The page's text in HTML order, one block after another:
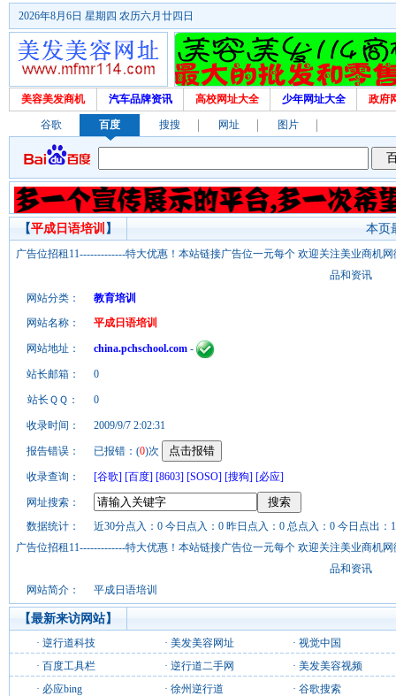
2026年8月6日 星期四 农历六月廿四日
美容美发商机 汽车品牌资讯 高校网址大全 少年网址大全 政府
谷歌 百度 搜搜 网址 图片
本页
【平成日语培训 】
广告位招租11-------------特大优惠！本站链接广告位一元每个 欢迎关注美业商机
品和资讯
网站分类：
教育培训
网站名称：
平成日语培训
网站地址： china.pchschool.com -
站长邮箱： 0
站长ＱＱ： 0
收录时间： 2009/9/7 2:02:31
报告错误： 已报错：(0)次
收录查询： [谷歌] [百度] [8603] [SOSO] [搜狗] [必应]
网址搜索：
数据统计：
近30分点入：0 今日点入：0 昨日点入：0 总点入：0 今日点出：
广告位招租11-------------特大优惠！本站链接广告位一元每个 欢迎关注美业商机
品和资讯
网站简介：
平成日语培训
【最新来访网站】
· 逆行道科技 · 美发美容网址 · 视觉中国
· 百度工具栏 · 逆行道二手网 · 美发美容视频
· 必应bing · 徐州逆行道 · 谷歌搜索